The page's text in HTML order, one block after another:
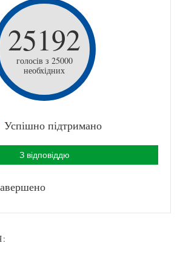
25192
голосів з 25000
необхідних
Успішно підтримано
З відповіддю